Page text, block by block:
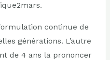
continue de
générations. L’autre
de 4 ans la prononcer